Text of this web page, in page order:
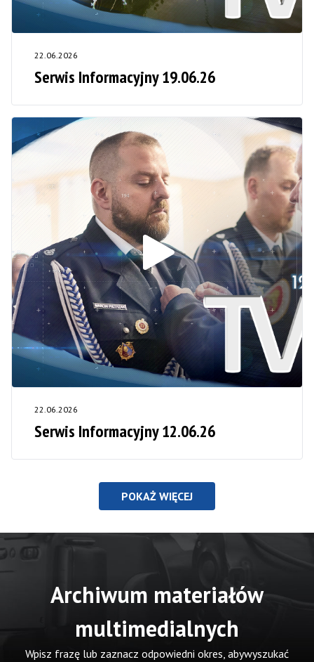
22.06.2026
Serwis Informacyjny 19.06.26
22.06.2026
Serwis Informacyjny 12.06.26
POKAŻ WIĘCEJ
Archiwum materiałów
multimedialnych
Wpisz frazę lub zaznacz odpowiedni okres, abywyszukać